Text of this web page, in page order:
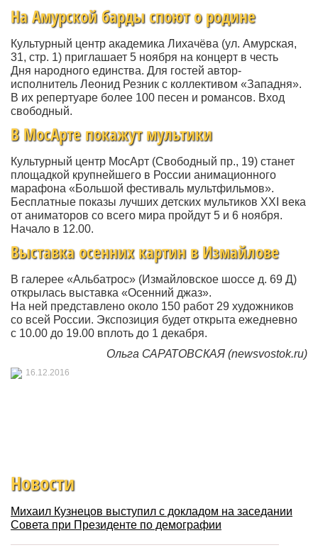
На Амурской барды споют о родине
Культурный центр академика Лихачёва (ул. Амурская,
31, стр. 1) приглашает 5 ноября на концерт в честь
Дня народного единства. Для гостей автор-
исполнитель Леонид Резник с коллективом «Западня».
В их репертуаре более 100 песен и романсов. Вход
свободный.
В МосАрте покажут мультики
Культурный центр МосАрт (Свободный пр., 19) станет
площадкой крупнейшего в России анимационного
марафона «Большой фестиваль мультфильмов».
Бесплатные показы лучших детских мультиков XXI века
от аниматоров со всего мира пройдут 5 и 6 ноября.
Начало в 12.00.
Выставка осенних картин в Измайлове
В галерее «Альбатрос» (Измайловское шоссе д. 69 Д)
открылась выставка «Осенний джаз».
На ней представлено около 150 работ 29 художников
со всей России. Экспозиция будет открыта ежедневно
с 10.00 до 19.00 вплоть до 1 декабря.
Ольга САРАТОВСКАЯ (newsvostok.ru)
16.12.2016
Новости
Михаил Кузнецов выступил с докладом на заседании
Совета при Президенте по демографии